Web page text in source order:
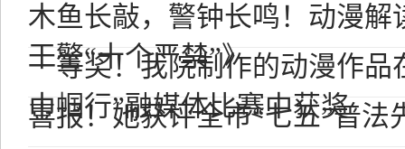
木鱼长敲，警钟长鸣！动漫解
干警“十个严禁”》
一等奖！我院制作的动漫作品
巾帼行”融媒体比赛中获奖
喜报！她获评全市“七五”普法